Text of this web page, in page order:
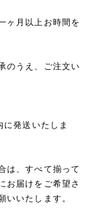
ヶ月以上お時間を
のうえ、ご注文い
発送いたしま
は、すべて揃って
お届けをご希望さ
いいたします。